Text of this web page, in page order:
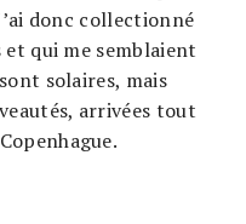
donc collectionné
qui me semblaient
solaires, mais
arrivées tout